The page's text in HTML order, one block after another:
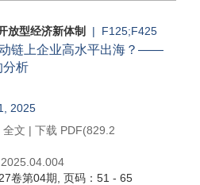
放型经济新体制 | F125;F425
动链上企业高水平出海？——
分析
2025
全文 | 下载 PDF(829.2
卷第04期 , 页码：51 - 65